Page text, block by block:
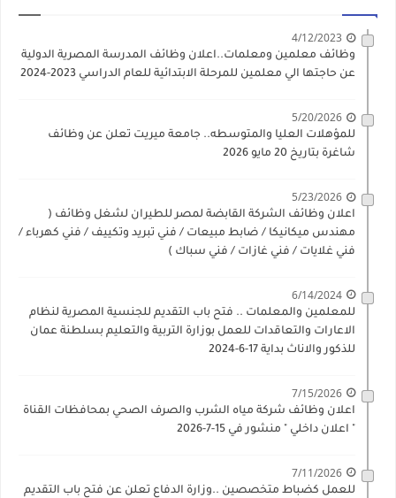
4/12/2023
وظائف معلمين ومعلمات..اعلان وظائف المدرسة المصرية الدولية
عن حاجتها الي معلمين للمرحلة الابتدائية للعام الدراسي 2023-2024
5/20/2026
للمؤهلات العليا والمتوسطه.. جامعة ميريت تعلن عن وظائف
شاغرة بتاريخ 20 مايو 2026
5/23/2026
اعلان وظائف الشركة القابضة لمصر للطيران لشغل وظائف (
مهندس ميكانيكا / ضابط مبيعات / فني تبريد وتكييف / فني كهرباء /
فني غلايات / فني غازات / فني سباك )
6/14/2024
للمعلمين والمعلمات .. فتح باب التقديم للجنسية المصرية لنظام
الاعارات والتعاقدات للعمل بوزارة التربية والتعليم بسلطنة عمان
للذكور والاناث بداية 17-6-2024
7/15/2026
اعلان وظائف شركة مياه الشرب والصرف الصحي بمحافظات القناة
" اعلان داخلي " منشور في 15-7-2026
7/11/2026
للعمل كضباط متخصصين ..وزارة الدفاع تعلن عن فتح باب التقديم